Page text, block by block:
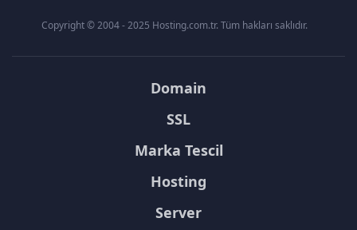
Copyright © 2004 - 2025 Hosting.com.tr. Tüm hakları saklıdır.
Domain
SSL
Marka Tescil
Hosting
Server